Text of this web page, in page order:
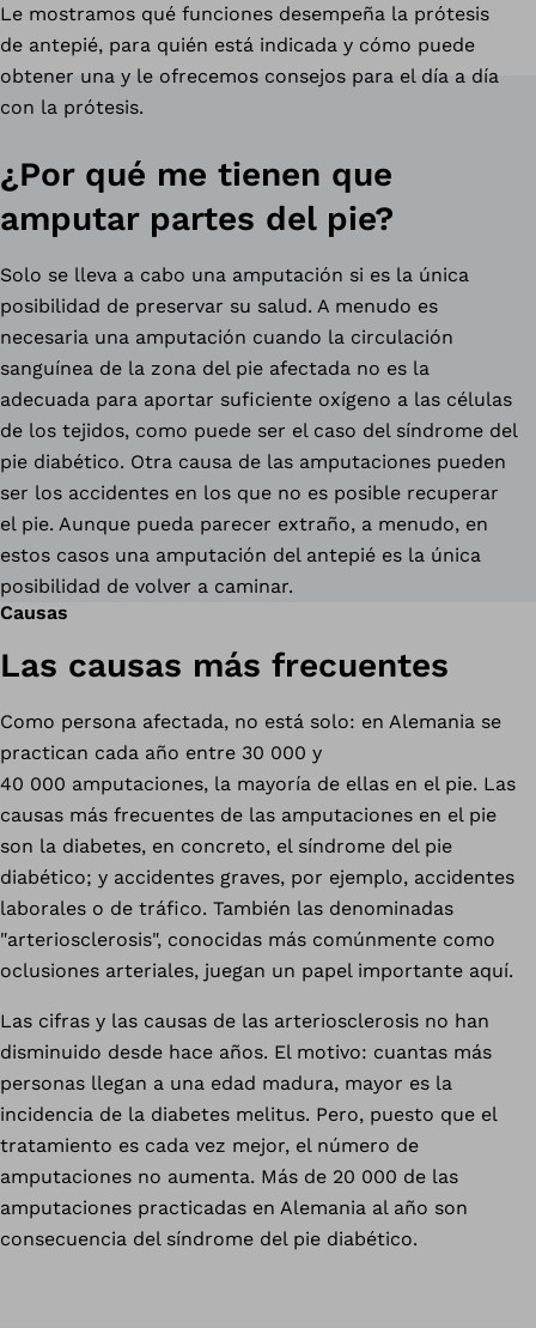
Le mostramos qué funciones desempeña la prótesis
de antepié, para quién está indicada y cómo puede
obtener una y le ofrecemos consejos para el día a día
con la prótesis.
¿Por qué me tienen que
amputar partes del pie?
Solo se lleva a cabo una amputación si es la única
posibilidad de preservar su salud. A menudo es
necesaria una amputación cuando la circulación
sanguínea de la zona del pie afectada no es la
adecuada para aportar suficiente oxígeno a las células
de los tejidos, como puede ser el caso del síndrome del
pie diabético. Otra causa de las amputaciones pueden
ser los accidentes en los que no es posible recuperar
el pie. Aunque pueda parecer extraño, a menudo, en
estos casos una amputación del antepié es la única
posibilidad de volver a caminar.
Causas
Las causas más frecuentes
Como persona afectada, no está solo: en Alemania se
practican cada año entre 30 000 y
40 000 amputaciones, la mayoría de ellas en el pie. Las
causas más frecuentes de las amputaciones en el pie
son la diabetes, en concreto, el síndrome del pie
diabético; y accidentes graves, por ejemplo, accidentes
laborales o de tráfico. También las denominadas
"arteriosclerosis", conocidas más comúnmente como
oclusiones arteriales, juegan un papel importante aquí.
Las cifras y las causas de las arteriosclerosis no han
disminuido desde hace años. El motivo: cuantas más
personas llegan a una edad madura, mayor es la
incidencia de la diabetes melitus. Pero, puesto que el
tratamiento es cada vez mejor, el número de
amputaciones no aumenta. Más de 20 000 de las
amputaciones practicadas en Alemania al año son
consecuencia del síndrome del pie diabético.